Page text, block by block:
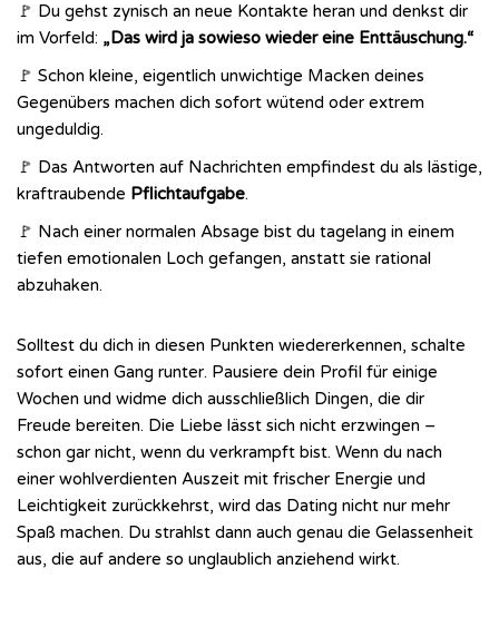
🚩 Du gehst zynisch an neue Kontakte heran und denkst dir
im Vorfeld: „Das wird ja sowieso wieder eine Enttäuschung.“
🚩 Schon kleine, eigentlich unwichtige Macken deines
Gegenübers machen dich sofort wütend oder extrem
ungeduldig.
🚩 Das Antworten auf Nachrichten empfindest du als lästige,
kraftraubende Pflichtaufgabe.
🚩 Nach einer normalen Absage bist du tagelang in einem
tiefen emotionalen Loch gefangen, anstatt sie rational
abzuhaken.
Solltest du dich in diesen Punkten wiedererkennen, schalte
sofort einen Gang runter. Pausiere dein Profil für einige
Wochen und widme dich ausschließlich Dingen, die dir
Freude bereiten. Die Liebe lässt sich nicht erzwingen –
schon gar nicht, wenn du verkrampft bist. Wenn du nach
einer wohlverdienten Auszeit mit frischer Energie und
Leichtigkeit zurückkehrst, wird das Dating nicht nur mehr
Spaß machen. Du strahlst dann auch genau die Gelassenheit
aus, die auf andere so unglaublich anziehend wirkt.